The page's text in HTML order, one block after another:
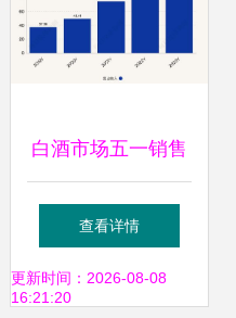
白酒市场五一销售
平淡，经销商守价
观望，数字化工具
查看详情
更新时间：2026-08-08
16:21:20